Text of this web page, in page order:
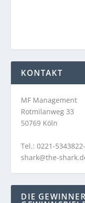
KONTAKT
MF Management
Rotmilanweg 33
50769 Köln
Tel.: 0221-
shark@the-
DIE